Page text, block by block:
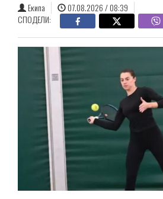
Екипа
07.08.2026 / 08:39
СПОДЕЛИ: